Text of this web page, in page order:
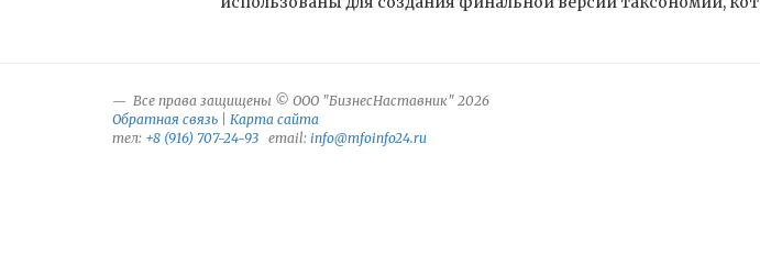
Все права защищены © ООО "БизнесНаставник" 2026
Обратная связь
Карта сайта
тел: +8 (916) 707-24-93 email: info@mfoinfo24.ru